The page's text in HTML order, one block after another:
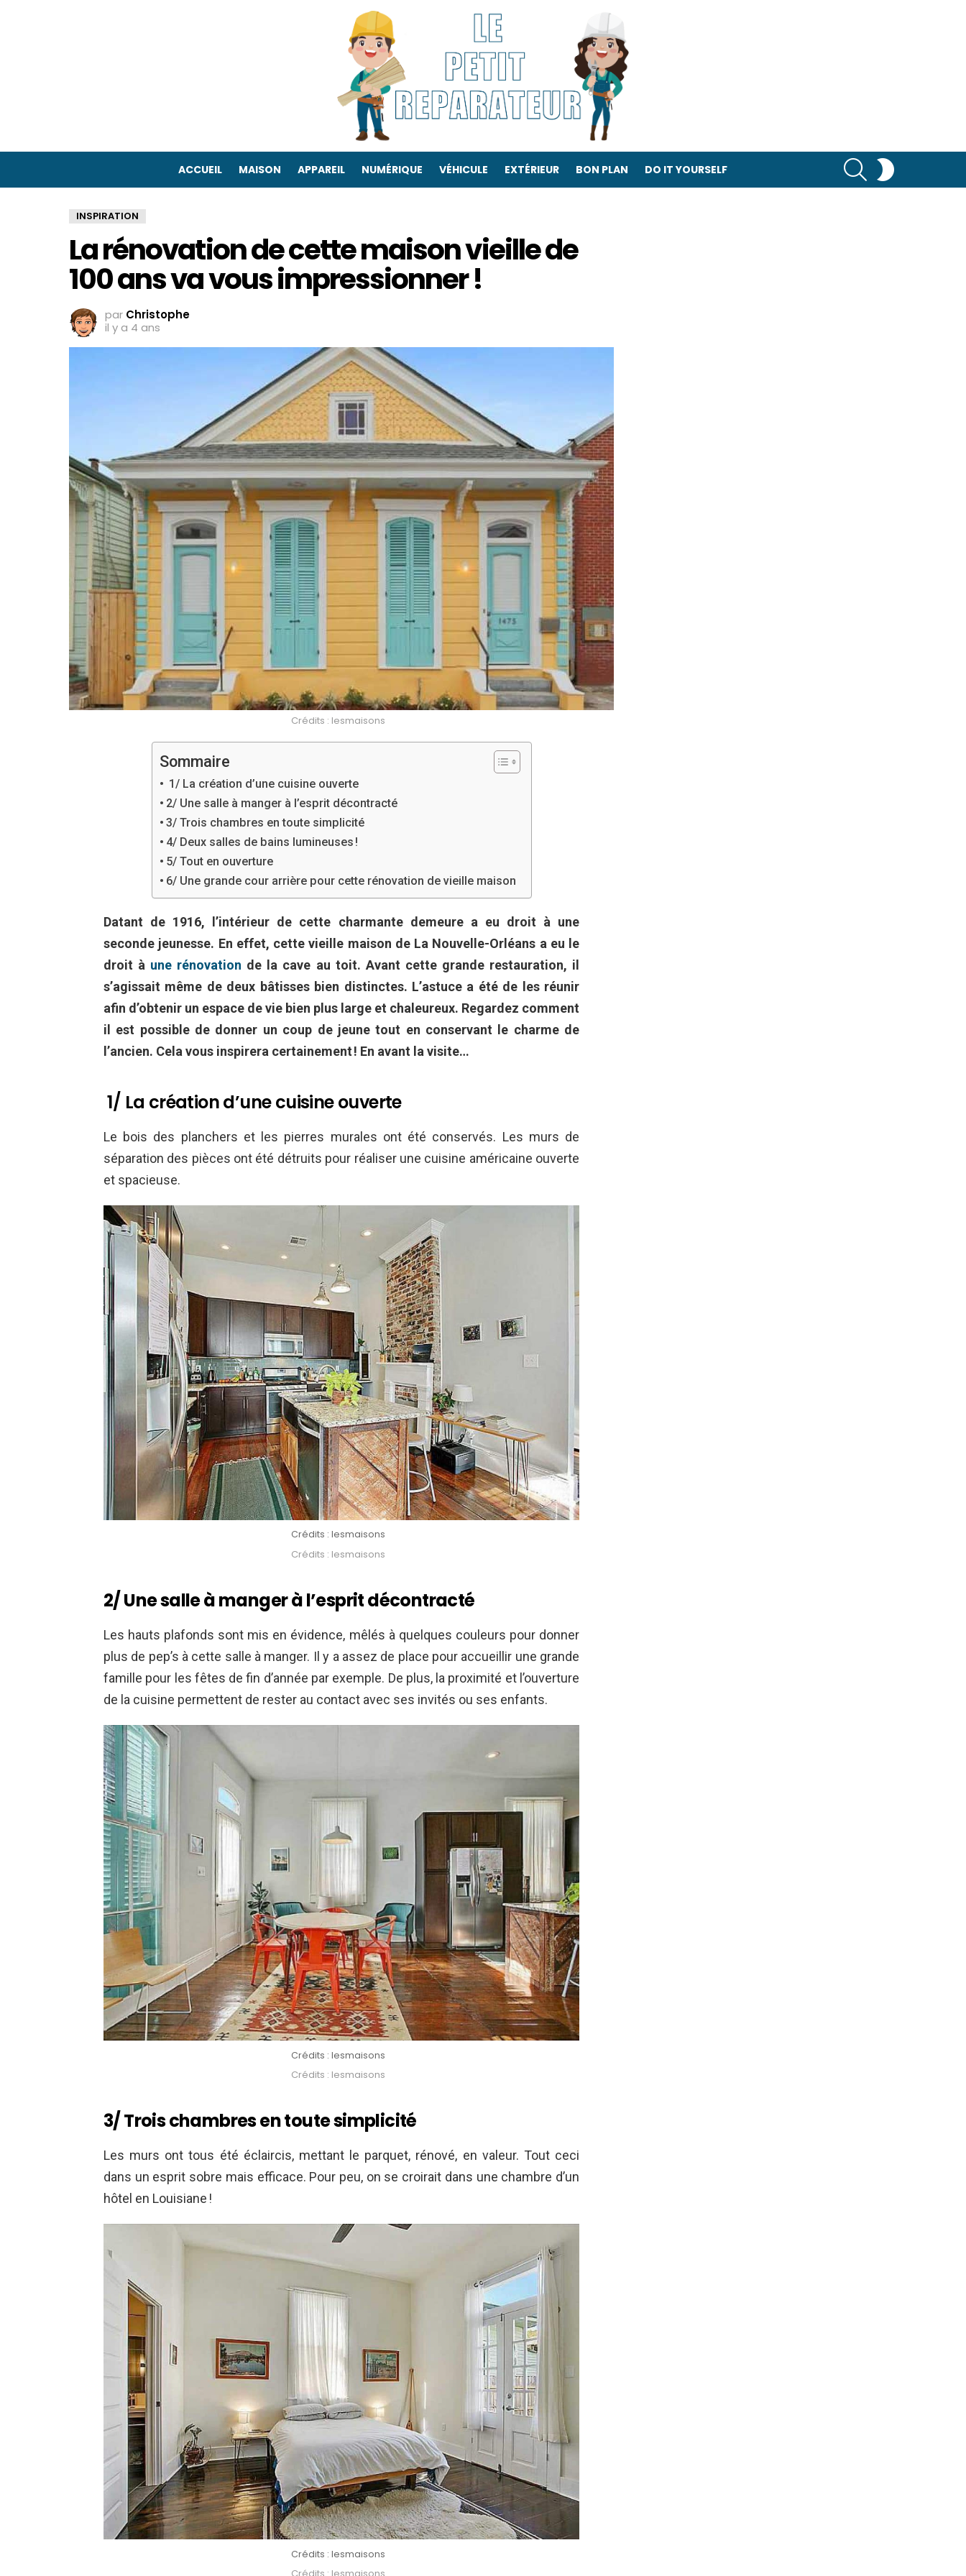
ACCUEIL MAISON APPAREIL NUMÉRIQUE VÉHICULE EXTÉRIEUR BON PLAN DO IT YOURSELF
RECHERCHER
INSPIRATION
La rénovation de cette maison vieille de
100 ans va vous impressionner !
par Christophe
il y a 4 ans
Crédits : lesmaisons
Sommaire
1/ La création d’une cuisine ouverte
2/ Une salle à manger à l’esprit décontracté
3/ Trois chambres en toute simplicité
4/ Deux salles de bains lumineuses !
5/ Tout en ouverture
6/ Une grande cour arrière pour cette rénovation de vieille maison
Datant de 1916, l’intérieur de cette charmante demeure a eu droit à une
seconde jeunesse. En effet, cette vieille maison de La Nouvelle-Orléans a eu le
droit à une rénovation de la cave au toit. Avant cette grande restauration, il
s’agissait même de deux bâtisses bien distinctes. L’astuce a été de les réunir
afin d’obtenir un espace de vie bien plus large et chaleureux. Regardez comment
il est possible de donner un coup de jeune tout en conservant le charme de
l’ancien. Cela vous inspirera certainement ! En avant la visite…
1/ La création d’une cuisine ouverte
Le bois des planchers et les pierres murales ont été conservés. Les murs de
séparation des pièces ont été détruits pour réaliser une cuisine américaine ouverte
et spacieuse.
Crédits : lesmaisons
Crédits : lesmaisons
2/ Une salle à manger à l’esprit décontracté
Les hauts plafonds sont mis en évidence, mêlés à quelques couleurs pour donner
plus de pep’s à cette salle à manger. Il y a assez de place pour accueillir une grande
famille pour les fêtes de fin d’année par exemple. De plus, la proximité et l’ouverture
de la cuisine permettent de rester au contact avec ses invités ou ses enfants.
Crédits : lesmaisons
Crédits : lesmaisons
3/ Trois chambres en toute simplicité
Les murs ont tous été éclaircis, mettant le parquet, rénové, en valeur. Tout ceci
dans un esprit sobre mais efficace. Pour peu, on se croirait dans une chambre d’un
hôtel en Louisiane !
Crédits : lesmaisons